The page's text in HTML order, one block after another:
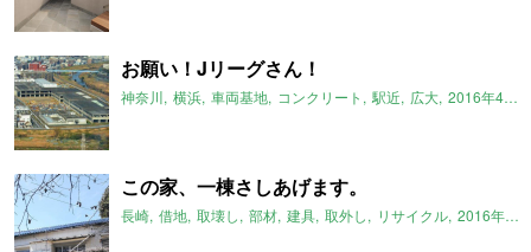
お願い！Jリーグさん！
神奈川 横浜 車両基地 コンクリート 駅近 広大 2016年4月のおすすめ
この家、一棟さしあげます。
長崎 借地 取壊し 部材 建具 取外し リサイクル 2016年4月のおすすめ